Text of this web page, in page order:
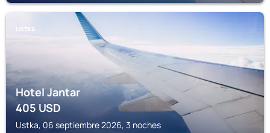
USTKA
Hotel Jantar
405USD
Ustka, 06 septiembre 2026, 3 noches